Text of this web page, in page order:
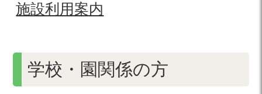
施設利用案内
学校・園関係の方